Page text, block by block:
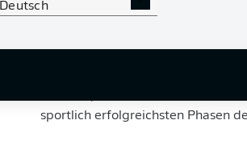
DeutschNachfolge soll zeitnah
Anpassungen an die höhere Liga
sportlich erfolgreichsten Phasen